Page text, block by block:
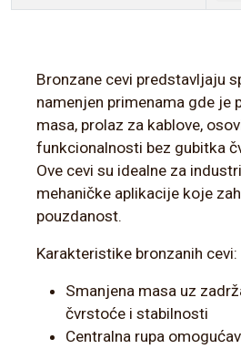
Bronzane cevi predstavljaju
namenjen primenama gde je
masa, prolaz za kablove,
funkcionalnosti bez gubitka
Ove cevi su idealne za
mehaničke aplikacije koje
pouzdanost.
Karakteristike bronzanih cevi:
Smanjena masa uz
čvrstoće i stabilnosti
Centralna rupa